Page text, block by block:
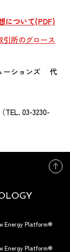
について(PDF)
引所のグロース
ーションズ 代
03-3230-
Energy Platform®
Energy Platform®